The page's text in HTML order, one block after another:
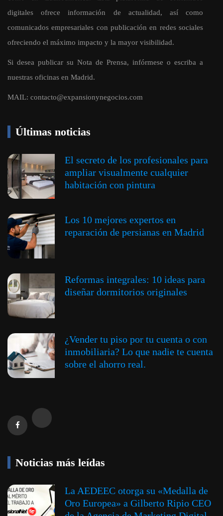
digitales ofrece información de actualidad, así como
comunicados empresariales con publicación en redes sociales
ofreciendo el máximo impacto y la mayor visibilidad.
Si desea publicar su Nota de Prensa, infórmese o escriba a
nuestras oficinas en Madrid.
MAIL: contacto@expansionynegocios.com
Últimas noticias
El secreto de los profesionales para
ampliar visualmente cualquier
habitación con pintura
Los 10 mejores expertos en
reparación de persianas en Madrid
Reformas integrales: 10 ideas para
diseñar dormitorios originales
¿Vender tu piso por tu cuenta o con
inmobiliaria? Lo que nadie te cuenta
sobre el ahorro real.
Noticias más leídas
La AEDEEC otorga su «Medalla de
Oro Europea» a Gilberto Ripio CEO